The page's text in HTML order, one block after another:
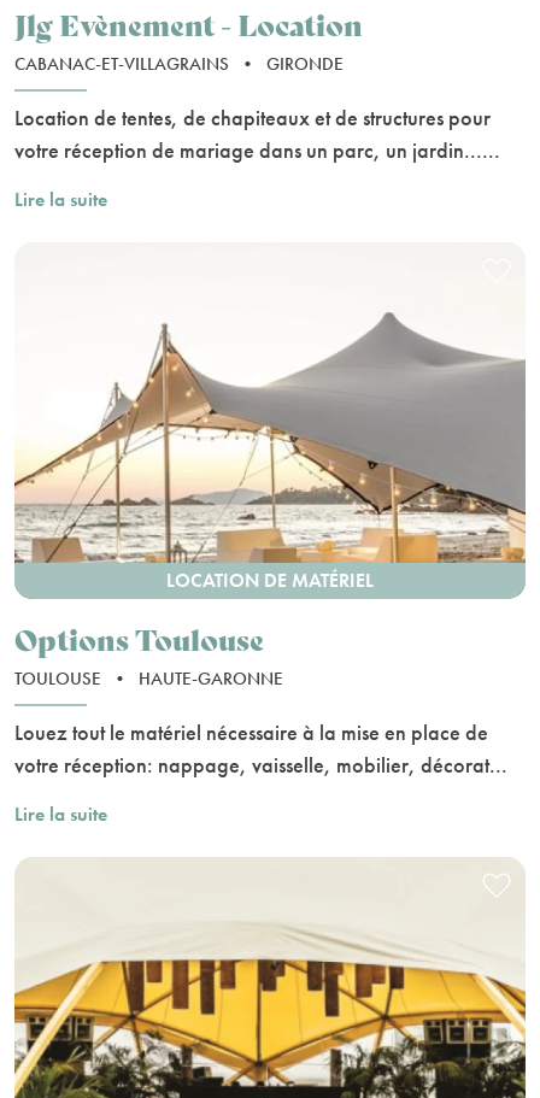
Jlg Evènement - Location
CABANAC-ET-VILLAGRAINS • GIRONDE
Location de tentes, de chapiteaux et de structures pour
votre réception de mariage dans un parc, un jardin......
Lire la suite
LOCATION DE MATÉRIEL
Options Toulouse
TOULOUSE • HAUTE-GARONNE
Louez tout le matériel nécessaire à la mise en place de
votre réception: nappage, vaisselle, mobilier, décorat...
Lire la suite